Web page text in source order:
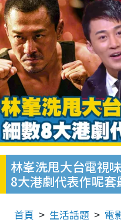
林峯洗甩大台電視
8大港劇代表作呢套
首頁 生活話題 電